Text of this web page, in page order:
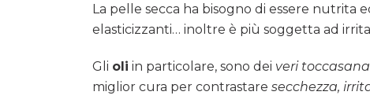
Oliva,
vero
per
la
La pelle secca ha bisogno di essere nutrita
elasticizzanti… inoltre è più soggetta ad
Gli oli in particolare, sono dei veri toccasana
miglior cura per contrastare secchezza,